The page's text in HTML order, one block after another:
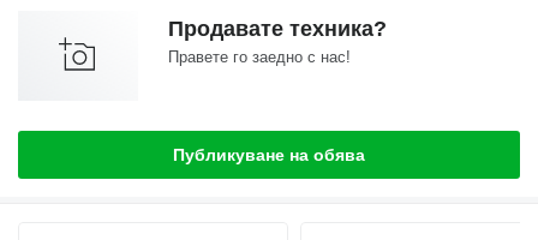
Продавате техника?
Правете го заедно с нас!
Публикуване на обява